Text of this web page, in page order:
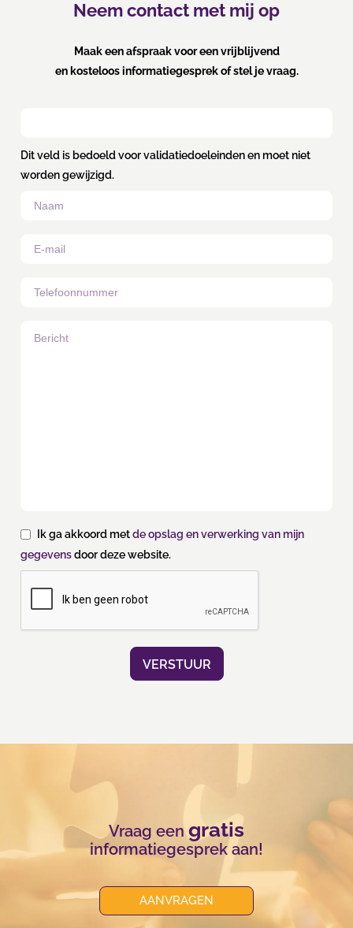
Neem contact met mij op
Maak een afspraak voor een vrijblijvend
en kosteloos informatiegesprek of stel je vraag.
Dit veld is bedoeld voor validatiedoeleinden en moet niet
worden gewijzigd.
Ik ga akkoord metde opslag en verwerking van mijn
gegevensdoor deze website.
Vraag een gratis
informatiegesprek aan!
AANVRAGEN